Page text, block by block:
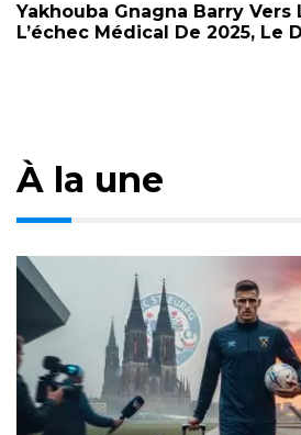
Yakhouba Gnagna Barry Vers
L’échec Médical De 2025, Le
À la une